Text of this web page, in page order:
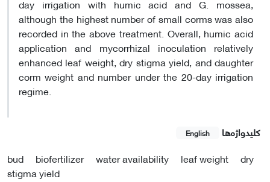
day irrigation with humic acid and G. mossea,
although the highest number of small corms was also
recorded in the above treatment. Overall, humic acid
application and mycorrhizal inoculation relatively
enhanced leaf weight, dry stigma yield, and daughter
corm weight and number under the 20-day irrigation
regime.
کلیدواژه‌ها English
bud biofertilizer water availability leaf weight
dry
stigma yield